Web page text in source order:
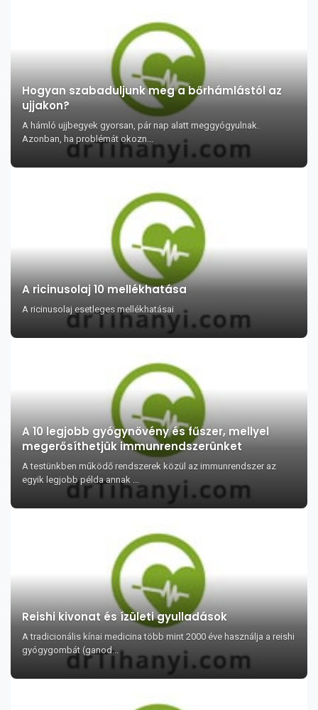
Hogyan szabaduljunk meg a bőrhámlástól az
ujjakon?
A hámló ujjbegyek gyorsan, pár nap alatt meggyógyulnak.
Azonban, ha problémát okozn...
A ricinusolaj 10 mellékhatása
A ricinusolaj esetleges mellékhatásai
A 10 legjobb gyógynövény és fűszer, mellyel
megerősíthetjük immunrendszerünket
A testünkben működő rendszerek közül az immunrendszer az
egyik legjobb példa annak ...
Reishi kivonat és ízületi gyulladások
A tradicionális kínai medicina több mint 2000 éve használja a reishi
gyógygombát (ganod...